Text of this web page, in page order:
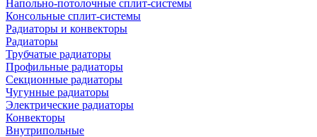
Напольно-потолочные сплит-системы
Консольные сплит-системы
Радиаторы и конвекторы
Радиаторы
Трубчатые радиаторы
Профильные радиаторы
Секционные радиаторы
Чугунные радиаторы
Электрические радиаторы
Конвекторы
Внутрипольные